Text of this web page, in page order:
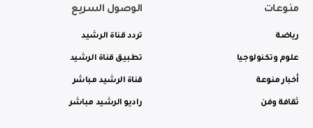
منوعات
رياضة
علوم وتكنولوجيا
أخبار منوعة
ثقافة وفن
الوصول السريع
تردد قناة الرشيد
تطبيق قناة الرشيد
قناة الرشيد مباشر
راديو الرشيد مباشر